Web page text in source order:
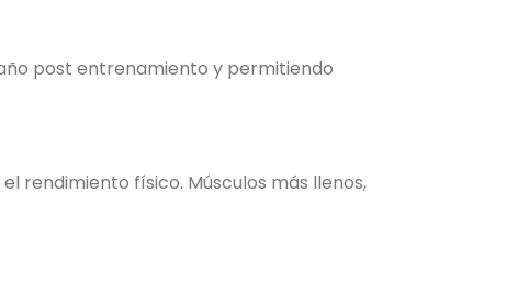
post entrenamiento y permitiendo
rendimiento físico. Músculos más llenos,